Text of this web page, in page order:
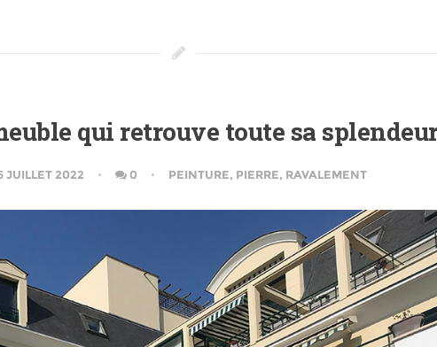
qui retrouve toute sa
JUILLET 2022 0 PEINTURE, PIERRE, RAVALEMENT